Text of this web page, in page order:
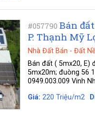
#057790 Bán
P. Thạnh Mỹ
Nhà Đất Bán - Đất
Bán đất ( 5mx20, E)
5mx20m; đuòng 56
0949.003.009 Vinh
Giá: 220 Triệu/m2